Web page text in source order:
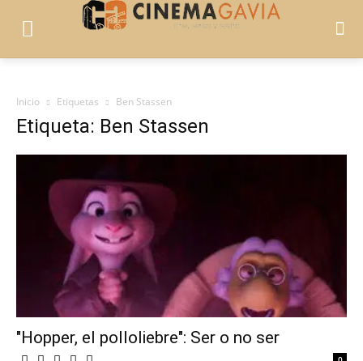
Inicio Etiquetas Ben Stassen
Etiqueta: Ben Stassen
"Hopper, el polloliebre": Ser o no ser